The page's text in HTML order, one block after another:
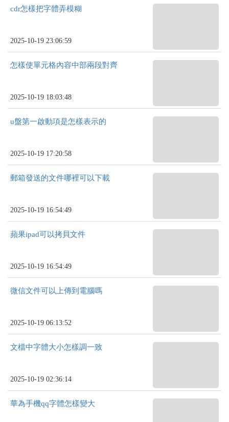
cdr怎樣把字體弄模糊
2025-10-19 23:06:59
怎樣使單元格內容中部兩段對齊
2025-10-19 18:03:48
u盤第一啟動項是怎樣表示的
2025-10-19 17:20:58
郵箱發送的文件哪裡可以下載
2025-10-19 16:54:49
蘋果ipad可以拷貝文件
2025-10-19 16:54:49
微信文件可以上傳到電腦嗎
2025-10-19 06:13:52
文檔中字體大小怎樣調一致
2025-10-19 02:36:14
華為手機qq字體怎樣變大